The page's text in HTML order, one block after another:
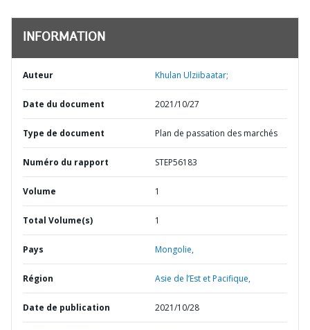
INFORMATION
Auteur Khulan Ulziibaatar;
Date du document 2021/10/27
Type de document Plan de passation des marchés
Numéro du rapport STEP56183
Volume 1
Total Volume(s) 1
Pays Mongolie,
Région Asie de l’Est et Pacifique,
Date de publication 2021/10/28